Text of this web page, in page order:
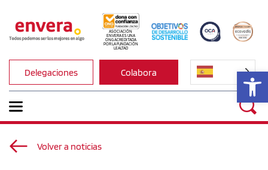
ASOCIACIÓN
ENVERA ES UNA
ONG ACREDITADA
POR LA FUNDACIÓN
LEALTAD
Delegaciones Colabora
Volver a noticias